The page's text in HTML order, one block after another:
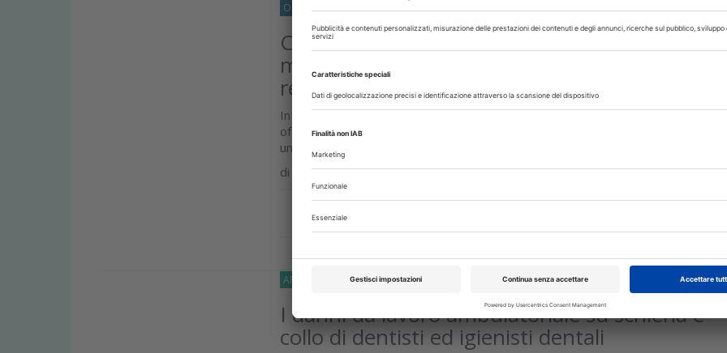
O33 ORTODONZIA-E-GNATOLOGIA 25 Gennaio 2022
Correlazione tra deformità maxillo-
mandibolari e postura: dati di una recente
revisione sistematica
In una revisione sistematica della letteratura, pubblicata sull’International
of Oral and Maxillofacial Surgery, gli autori hanno analizzato se vi potesse
una correlazione tra...
di
Lara Figini
Approfondisci
APPROFONDIMENTI 31 Agosto 2021
I danni da lavoro ambulatoriale su schiena e
collo di dentisti ed igienisti dentali